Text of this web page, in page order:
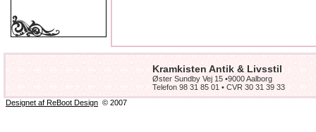
Kramkisten Antik & Livsstil
Øster Sundby Vej 15 •9000 Aalborg
Telefon 98 31 85 01 • CVR 30 31 39 33
Designet af ReBoot Design © 2007